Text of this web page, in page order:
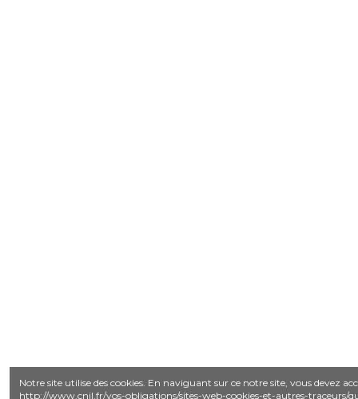
Notre site utilise des cookies. En naviguant sur ce notre site, vous devez
http://www.cnil.fr/vos-obligations/sites-web-cookies-et-autres-traceurs/